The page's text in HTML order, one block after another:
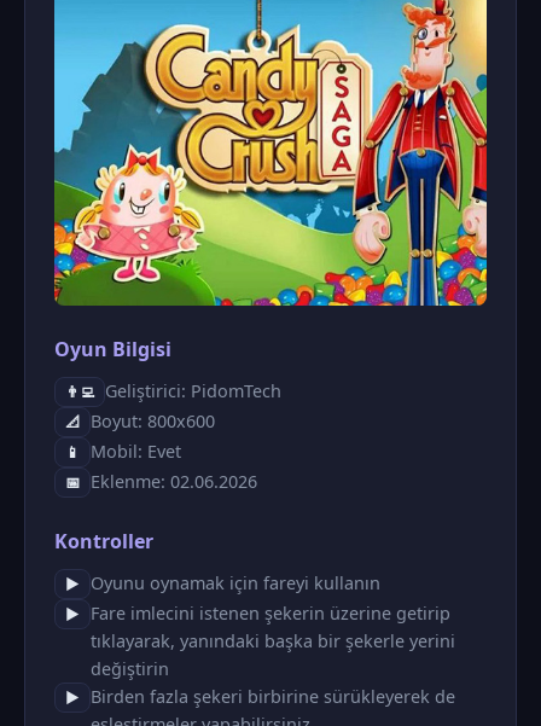
Oyun Bilgisi
👨‍💻 Geliştirici: PidomTech
📐 Boyut: 800x600
📱 Mobil: Evet
📅 Eklenme: 02.06.2026
Kontroller
▶ Oyunu oynamak için fareyi kullanın
▶
Fare imlecini istenen şekerin üzerine getirip
tıklayarak, yanındaki başka bir şekerle yerini
değiştirin
▶
Birden fazla şekeri birbirine sürükleyerek de